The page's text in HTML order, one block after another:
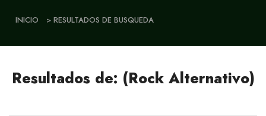
INICIO > RESULTADOS DE BUSQUEDA
Resultados de: (Rock Alternativo)